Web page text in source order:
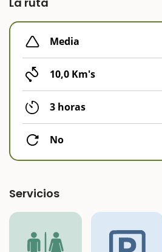
Media
10,0 Km's
3 horas
No
Servicios